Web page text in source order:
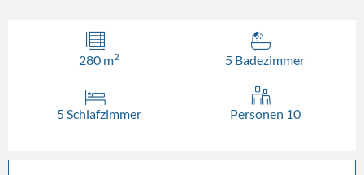
280 m2 5 Badezimmer
5 Schlafzimmer Personen 10